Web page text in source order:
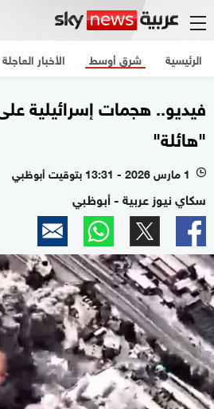
الرئيسية الأخبار العاجلة شرق أوسط
فيديو.. هجمات إسرائيلية
"هائلة"
l 1 مارس 2026 - 13:31 بتوقيت أبوظبي
سكاي نيوز عربية - أبوظبي